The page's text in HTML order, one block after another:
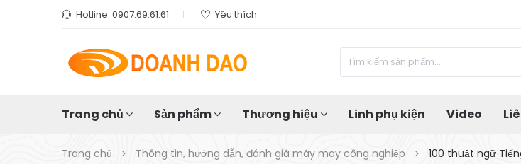
Hotline: 0907.69.61.61 Yêu thích
Trang chủ Sản phẩm Thương hiệu Linh phụ kiện Video
Trang chủ Thông tin, hướng dẫn, đánh giá máy may công nghiệp 100 thuật ngữ